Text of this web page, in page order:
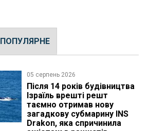
ПОПУЛЯРНЕ
05 серпень 2026
Після 14 років будівництва
Ізраїль врешті решт
таємно отримав нову
загадкову субмарину INS
Drakon, яка спричинила